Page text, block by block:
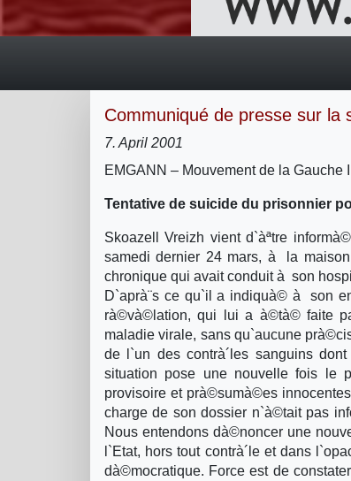
Communiqué de presse sur la
7. April 2001
EMGANN – Mouvement de la
Tentative de suicide du prisonnier
Skoazell Vreizh vient d`àªtre
samedi dernier 24 mars, à la
chronique qui avait conduit à son
D`aprà¨s ce qu`il a indiquà© à son
rà©và©lation, qui lui a à©tà© faite
maladie virale, sans qu`aucune
de l`un des contrà´les sanguins
situation pose une nouvelle fois le
provisoire et prà©sumà©es
charge de son dossier n`à©tait pas
Nous entendons dà©noncer une
l`Etat, hors tout contrà´le et dans
dà©mocratique. Force est de